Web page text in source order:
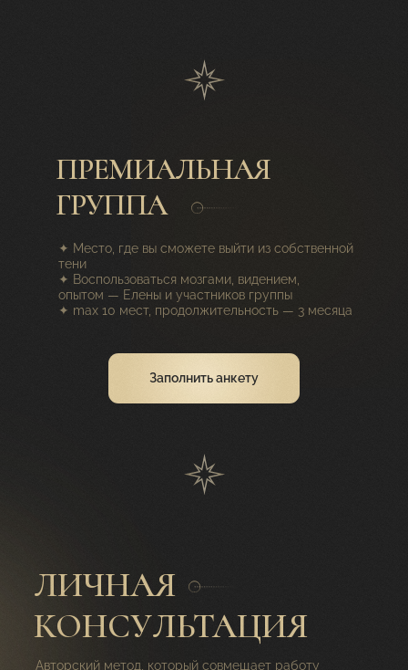
ПРЕМИАЛЬНАЯ
ГРУППА
✦ Место, где вы сможете выйти из собственной
тени
✦ Воспользоваться мозгами, видением,
опытом — Елены и участников группы
✦ max 10 мест, продолжительность — 3 месяца
Заполнить анкету
ЛИЧНАЯ
КОНСУЛЬТАЦИЯ
Авторский метод, который совмещает работу